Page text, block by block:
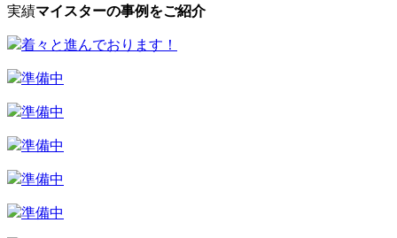
実績マイスターの事例をご紹介
着々と進んでおります！
準備中
準備中
準備中
準備中
準備中